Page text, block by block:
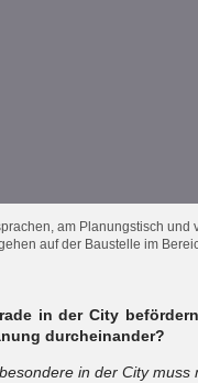
am Planungstisch und
auf der Baustelle im
in der City
durcheinander?
in der City